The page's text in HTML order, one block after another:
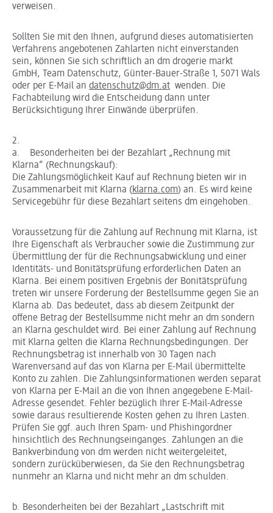
verweisen.
Sollten Sie mit den Ihnen, aufgrund dieses automatisierten
Verfahrens angebotenen Zahlarten nicht einverstanden
sein, können Sie sich schriftlich an dm drogerie markt
GmbH, Team Datenschutz, Günter-Bauer-Straße 1, 5071 Wals
oder per E-Mail an datenschutz@dm.at wenden. Die
Fachabteilung wird die Entscheidung dann unter
Berücksichtigung Ihrer Einwände überprüfen.
2.
a. Besonderheiten bei der Bezahlart „Rechnung mit
Klarna“ (Rechnungskauf):
Die Zahlungsmöglichkeit Kauf auf Rechnung bieten wir in
Zusammenarbeit mit Klarna (klarna.com) an. Es wird keine
Servicegebühr für diese Bezahlart seitens dm eingehoben.
Voraussetzung für die Zahlung auf Rechnung mit Klarna, ist
Ihre Eigenschaft als Verbraucher sowie die Zustimmung zur
Übermittlung der für die Rechnungsabwicklung und einer
Identitäts- und Bonitätsprüfung erforderlichen Daten an
Klarna. Bei einem positiven Ergebnis der Bonitätsprüfung
treten wir unsere Forderung der Bestellsumme gegen Sie an
Klarna ab. Das bedeutet, dass ab diesem Zeitpunkt der
offene Betrag der Bestellsumme nicht mehr an dm sondern
an Klarna geschuldet wird. Bei einer Zahlung auf Rechnung
mit Klarna gelten die Klarna Rechnungsbedingungen. Der
Rechnungsbetrag ist innerhalb von 30 Tagen nach
Warenversand auf das von Klarna per E-Mail übermittelte
Konto zu zahlen. Die Zahlungsinformationen werden separat
von Klarna per E-Mail an die von Ihnen angegebene E-Mail-
Adresse gesendet. Fehler bezüglich Ihrer E-Mail-Adresse
sowie daraus resultierende Kosten gehen zu Ihren Lasten.
Prüfen Sie ggf. auch Ihren Spam- und Phishingordner
hinsichtlich des Rechnungseinganges. Zahlungen an die
Bankverbindung von dm werden nicht weitergeleitet,
sondern zurücküberwiesen, da Sie den Rechnungsbetrag
nunmehr an Klarna und nicht mehr an dm schulden.
b. Besonderheiten bei der Bezahlart „Lastschrift mit